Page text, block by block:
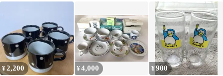
テージ 昭和レトロ
ット
製カップ＆ソーサー 5
客セット
¥2,200 ¥4,000 ¥900